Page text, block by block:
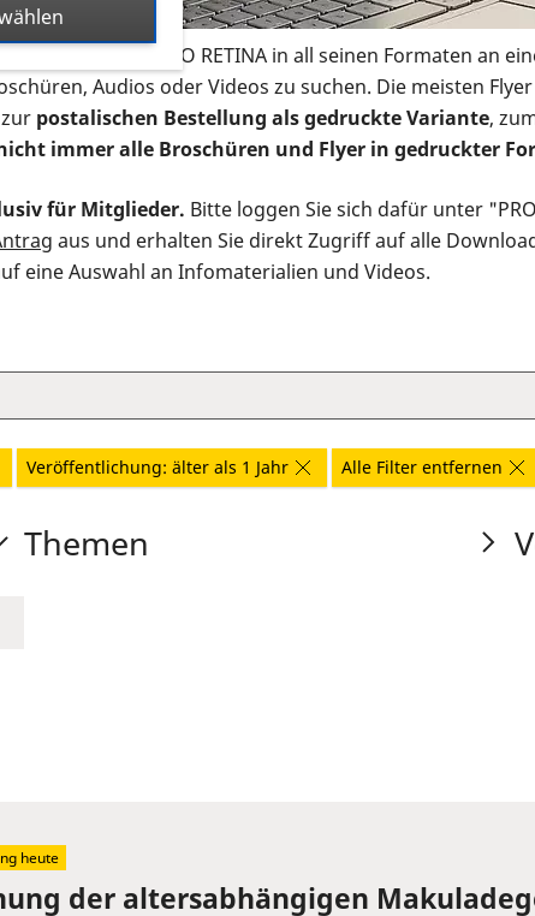
Infomaterial der PRO RETINA in all seinen Formaten an
Audios oder Videos zu suchen. Die meisten
postalischen Bestellung als gedruckte Variante,
immer alle Broschüren und Flyer in gedruckter
für Mitglieder. Bitte loggen Sie sich dafür unter
aus und erhalten Sie direkt Zugriff auf alle
eine Auswahl an Infomaterialien und Videos.
Veröffentlichung: älter als 1 Jahr Alle Filter entfernen
Themen
der altersabhängigen
heute